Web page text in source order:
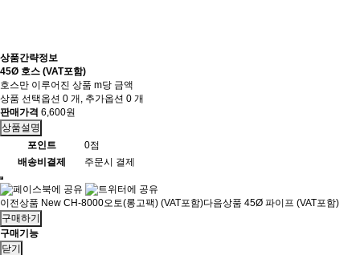
상품간략정보
45Ø 호스 (VAT포함)
호스만 이루어진 상품 m당 금액
상품 선택옵션 0 개, 추가옵션 0 개
판매가격 6,600원
상품설명
포인트
0점
배송비결제
주문시 결제
이전상품 New CH-8000오토(롱고팩) (VAT포함)다음상품 45Ø 파이프 (VAT포함)
구매하기
구매기능
닫기